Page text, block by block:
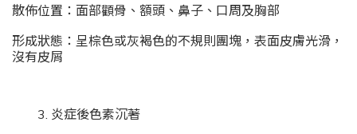
散佈位置：面部顴骨、額頭、鼻子、口周及胸部
形成狀態：呈棕色或灰褐色的不規則團塊，表面皮膚光滑，
沒有皮屑
3. 炎症後色素沉著